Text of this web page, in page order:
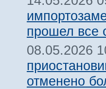
прошел все
08.05.2026
отменено